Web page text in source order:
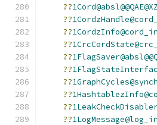
??1Cord@absl@@QAE@XZ
??
??
??
??
??
??
??
??
??